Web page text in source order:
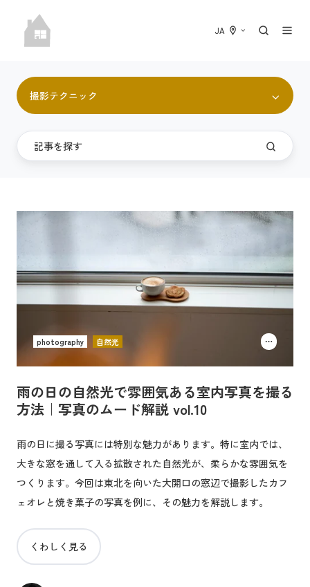
JA
撮影テクニック
雨の日の自然光で雰囲気ある室内写真を撮る
方法｜写真のムード解説 vol.10
雨の日に撮る写真には特別な魅力があります。特に室内では、
大きな窓を通して入る拡散された自然光が、柔らかな雰囲気を
つくります。今回は東北を向いた大開口の窓辺で撮影したカフ
ェオレと焼き菓子の写真を例に、その魅力を解説します。
くわしく見る
photography 自然光